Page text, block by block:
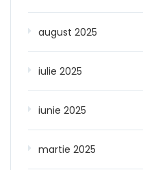
august 2025
iulie 2025
iunie 2025
martie 2025